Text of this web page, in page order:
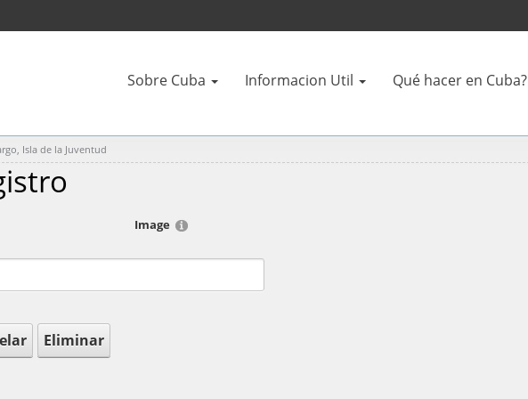
Sobre Cuba Informacion Util Qué hacer en Cuba?
Isla de la Juventud
Image
Eliminar